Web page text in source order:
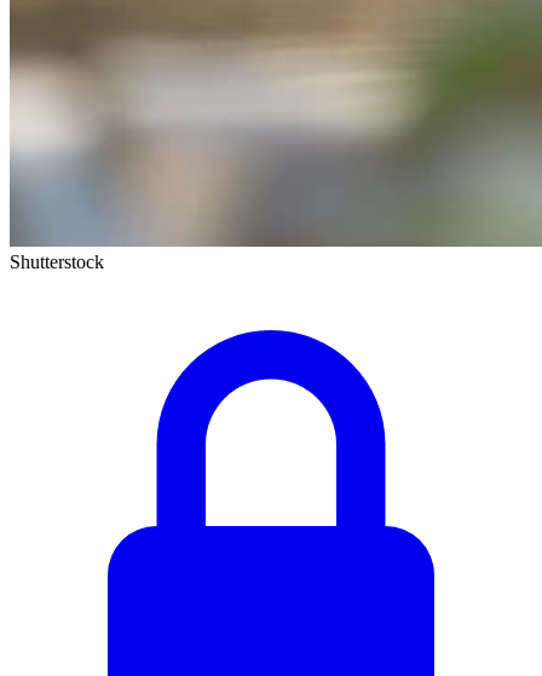
Shutterstock